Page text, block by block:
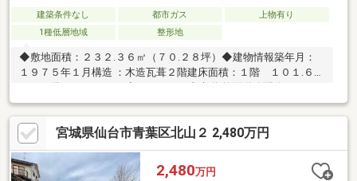
建築条件なし 都市ガス
上物有り
1種低層地域
整形地
◆敷地面積：２３２.３６㎡（７０.２８坪）◆建物情報築年月：
１９７５年１月構造 ：木造瓦葺２階建床面積：１階 １０１.６９
引き込みあり 引き込み口径１３ｍｍ・下水道 前面道路配管あり
引き込みあり・ガス 前面道路配管あり 引き込みあり 引き
込み口径３０ｍｍ◆建築条件付き土地ではありません (お好きな
ハウスメーカーで建築可能です)◆コンビニ、スーパー、郵便局、
銀行、小学校、中学校が徒歩圏内にあります！
宮城県仙台市青葉区北山２ 2,480万円
2,480万円